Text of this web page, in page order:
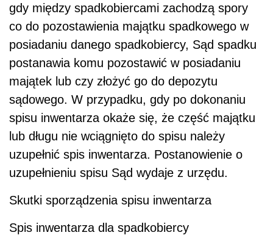
gdy między spadkobiercami zachodzą spory
co do pozostawienia majątku spadkowego w
posiadaniu danego spadkobiercy, Sąd spadku
postanawia komu pozostawić w posiadaniu
majątek lub czy złożyć go do depozytu
sądowego. W przypadku, gdy po dokonaniu
spisu inwentarza okaże się, że część majątku
lub długu nie wciągnięto do spisu należy
uzupełnić spis inwentarza. Postanowienie o
uzupełnieniu spisu Sąd wydaje z urzędu.
Skutki sporządzenia spisu inwentarza
Spis inwentarza dla spadkobiercy